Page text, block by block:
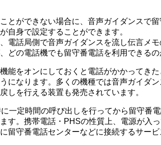
とができない場合に、音声ガイダンスで
自身で設定することができます。
電話局側で音声ガイダンスを流し伝言メ
どの電話機でも留守番電話を利用できるの
能をオンにしておくと電話がかかってき
になります。多くの機種では音声ガイダ
しを行える装置も発売されています。
一定時間の呼び出しを行ってから留守番
す。携帯電話・PHSの性質上、電源が入
留守番電話センターなどに接続するサービ